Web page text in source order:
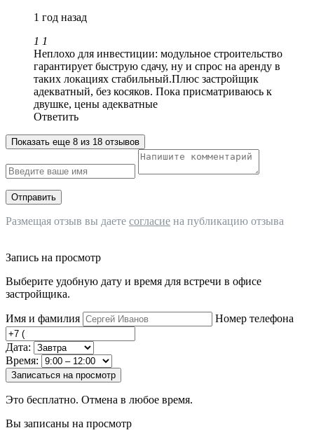
1 год назад
1 1
Неплохо для инвестиции: модульное строительство
гарантирует быструю сдачу, ну и спрос на аренду в
таких локациях стабильный.Плюс застройщик
адекватный, без косяков. Пока присматриваюсь к
двушке, цены адекватные
Ответить
Показать еще 8 из 18 отзывов
Отправить
Размещая отзыв вы даете согласие на публикацию отзыва
Запись на просмотр
Выберите удобную дату и время для встречи в офисе
застройщика.
Имя и фамилия Номер телефона
Дата:
Время:
Записаться на просмотр
Это бесплатно. Отмена в любое время.
Вы записаны на просмотр